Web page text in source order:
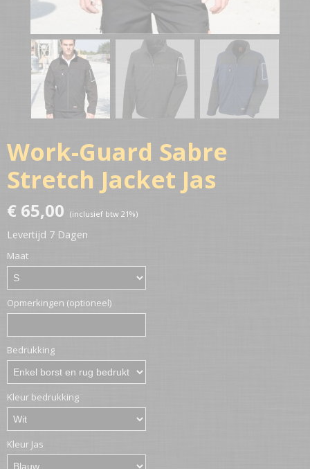
Work-Guard Sabre
Stretch Jacket Jas
€ 65,00 (inclusief btw 21%)
Levertijd 7 Dagen
Maat
Opmerkingen (optioneel)
Bedrukking
Kleur bedrukking
Kleur Jas